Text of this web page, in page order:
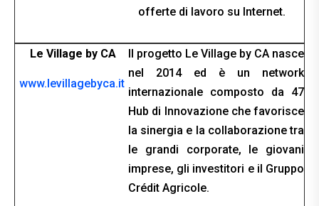
offerte di lavoro su Internet.
Le Village by CA
www.levillagebyca.it
Il progetto Le Village by CA nasce
nel 2014 ed è un network
internazionale composto da 47
Hub di Innovazione che favorisce
la sinergia e la collaborazione tra
le grandi corporate, le giovani
imprese, gli investitori e il Gruppo
Crédit Agricole.